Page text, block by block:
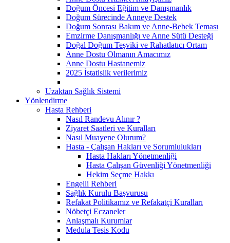
Doğum Öncesi Eğitim ve Danışmanlık
Doğum Sürecinde Anneye Destek
Doğum Sonrası Bakım ve Anne-Bebek Teması
Emzirme Danışmanlığı ve Anne Sütü Desteği
Doğal Doğum Teşviki ve Rahatlatıcı Ortam
Anne Dostu Olmanın Amacımız
Anne Dostu Hastanemiz
2025 İstatislik verilerimiz
Uzaktan Sağlık Sistemi
Yönlendirme
Hasta Rehberi
Nasıl Randevu Alınır ?
Ziyaret Saatleri ve Kuralları
Nasıl Muayene Olurum?
Hasta - Çalışan Hakları ve Sorumlulukları
Hasta Hakları Yönetmenliği
Hasta Çalışan Güvenliği Yönetmenliği
Hekim Seçme Hakkı
Engelli Rehberi
Sağlık Kurulu Başvurusu
Refakat Politikamız ve Refakatçi Kuralları
Nöbetçi Eczaneler
Anlaşmalı Kurumlar
Medula Tesis Kodu